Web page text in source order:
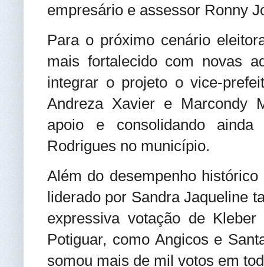
empresário e assessor Ronny
Para o próximo cenário
mais fortalecido com novas
integrar o projeto o vice-
Andreza Xavier e Marcondy
apoio e consolidando
Rodrigues no município.
Além do desempenho
liderado por Sandra Jaqueline
expressiva votação de
Potiguar, como Angicos e
somou mais de mil votos em